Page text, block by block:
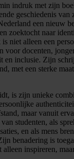
indruk met zijn
geschiedenis
een nieuw
zoektocht naar
niet alleen een
voor docenten,
en inclusie. Zijn
met een sterke
is zijn unieke
maar vanuit
studenten, als
en als mens
benadering is
inspireren,